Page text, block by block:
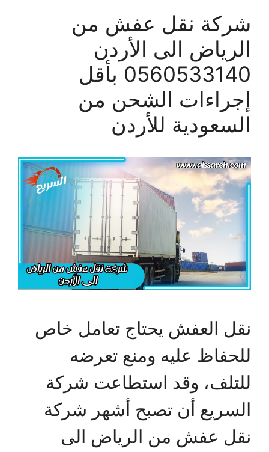
شركة نقل عفش من
الرياض الى الأردن
0560533140 بأقل
إجراءات الشحن من
السعودية للأردن
نقل العفش يحتاج تعامل خاص
للحفاظ عليه ومنع تعرضه
للتلف، وقد استطاعت شركة
السريع أن تصبح أشهر شركة
نقل عفش من الرياض الى